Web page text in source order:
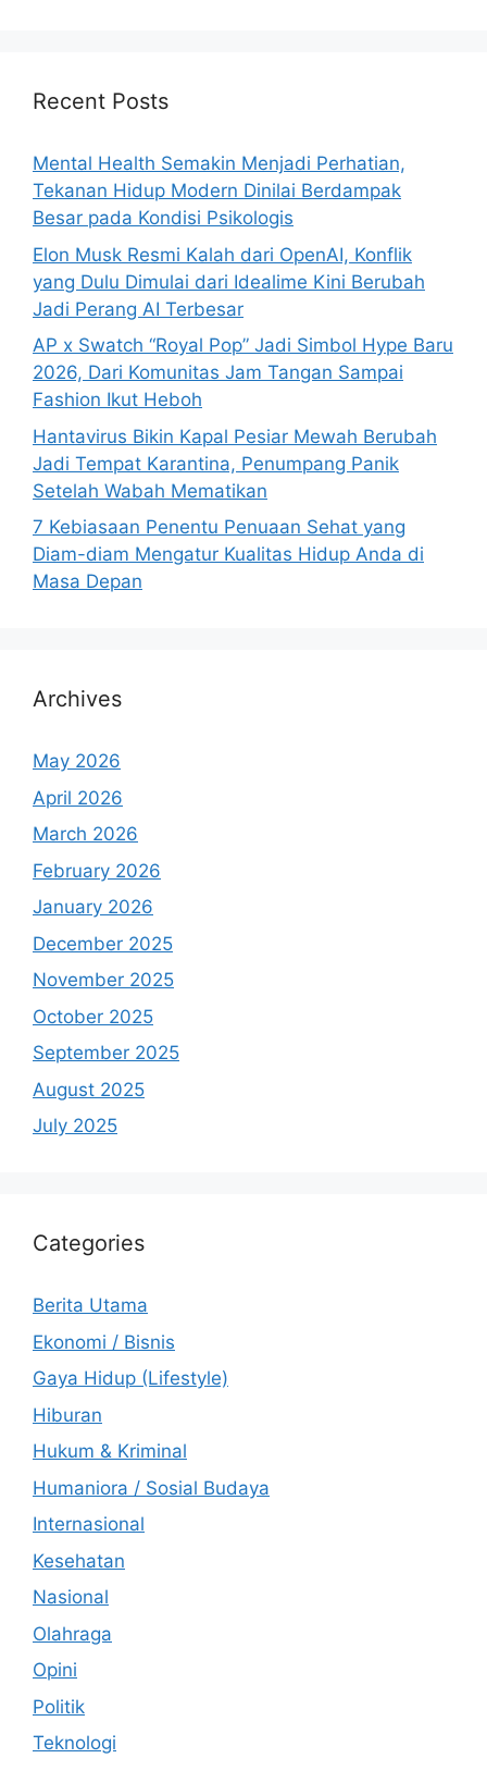
h
r
:
Recent Posts
Mental Health Semakin Menjadi Perhatian,
Tekanan Hidup Modern Dinilai Berdampak
Besar pada Kondisi Psikologis
Elon Musk Resmi Kalah dari OpenAI, Konflik
yang Dulu Dimulai dari Idealime Kini Berubah
Jadi Perang AI Terbesar
AP x Swatch “Royal Pop” Jadi Simbol Hype Baru
2026, Dari Komunitas Jam Tangan Sampai
Fashion Ikut Heboh
Hantavirus Bikin Kapal Pesiar Mewah Berubah
Jadi Tempat Karantina, Penumpang Panik
Setelah Wabah Mematikan
7 Kebiasaan Penentu Penuaan Sehat yang
Diam-diam Mengatur Kualitas Hidup Anda di
Masa Depan
Archives
May 2026
April 2026
March 2026
February 2026
January 2026
December 2025
November 2025
October 2025
September 2025
August 2025
July 2025
Categories
Berita Utama
Ekonomi / Bisnis
Gaya Hidup (Lifestyle)
Hiburan
Hukum & Kriminal
Humaniora / Sosial Budaya
Internasional
Kesehatan
Nasional
Olahraga
Opini
Politik
Teknologi